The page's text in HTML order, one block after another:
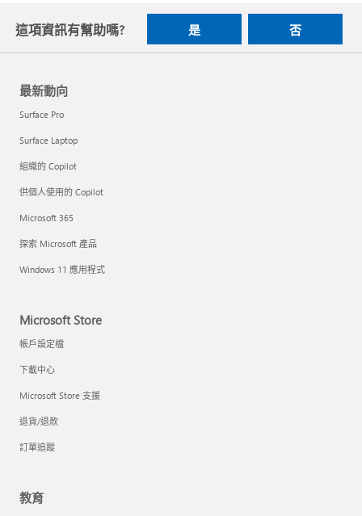
這項資訊有幫助嗎? 是 否
最新動向
Surface Pro
Surface Laptop
組織的 Copilot
供個人使用的 Copilot
Microsoft 365
探索 Microsoft 產品
Windows 11 應用程式
Microsoft Store
帳戶設定檔
下載中心
Microsoft Store 支援
退貨/退款
訂單追蹤
教育